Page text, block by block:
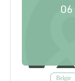
06
Belgie